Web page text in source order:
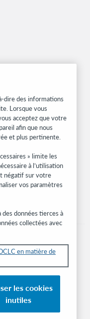
et services, des
de confidentialité
dire des informations
Lorsque vous
acceptez que votre
afin que nous
et plus pertinente.
» limite les
à l’utilisation
négatif sur votre
vos paramètres
des données tierces à
collectées avec
en matière de
les cookies
inutiles